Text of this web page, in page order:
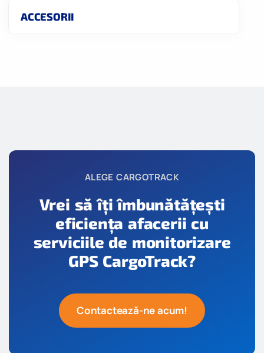
ACCESORII
ALEGE CARGOTRACK
Vrei să îți îmbunătățești
eficiența afacerii cu
serviciile de monitorizare
GPS CargoTrack?
Contactează-ne acum!